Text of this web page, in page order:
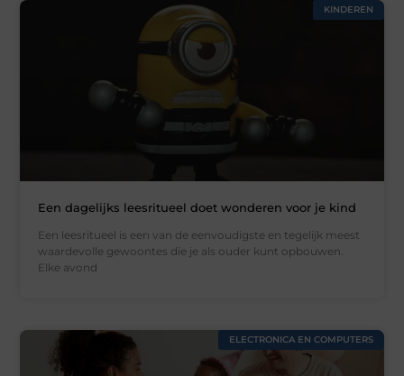
KINDEREN
Een dagelijks leesritueel doet wonderen voor je kind
Een leesritueel is een van de eenvoudigste en tegelijk meest
waardevolle gewoontes die je als ouder kunt opbouwen.
Elke avond
ELECTRONICA EN COMPUTERS